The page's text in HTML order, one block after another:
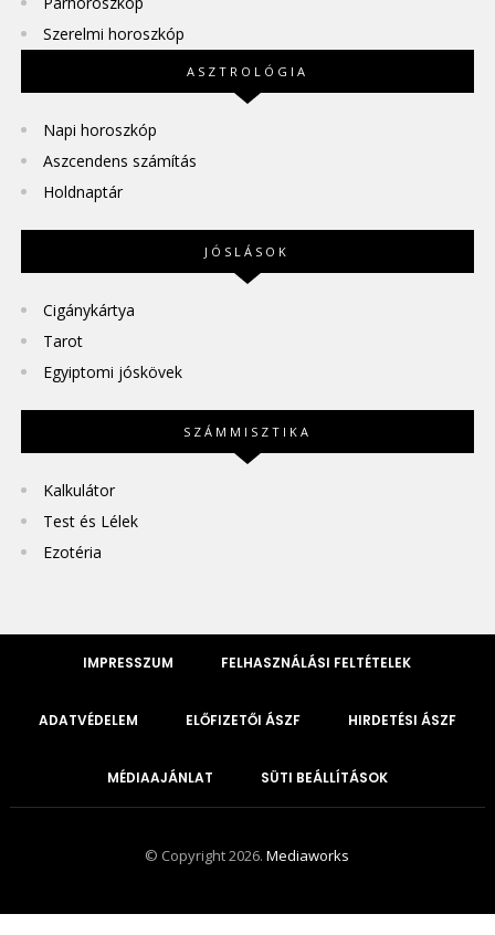
Szerelmi horoszkóp
ASZTROLÓGIA
Napi horoszkóp
Aszcendens számítás
Holdnaptár
JÓSLÁSOK
Cigánykártya
Tarot
Egyiptomi jóskövek
SZÁMMISZTIKA
Kalkulátor
Test és Lélek
Ezotéria
IMPRESSZUM FELHASZNÁLÁSI FELTÉTELEK
ADATVÉDELEM ELŐFIZETŐI ÁSZF HIRDETÉSI ÁSZF
MÉDIAAJÁNLAT SÜTI BEÁLLÍTÁSOK
© Copyright 2026.Mediaworks